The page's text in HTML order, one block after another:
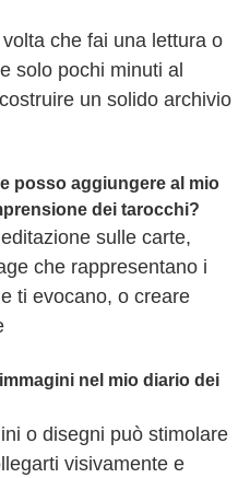
che fai una lettura o
solo pochi minuti al
un solido archivio
posso aggiungere al mio
dei tarocchi?
sulle carte,
che rappresentano i
ti evocano, o creare
nel mio diario dei
o disegni può stimolare
visivamente e